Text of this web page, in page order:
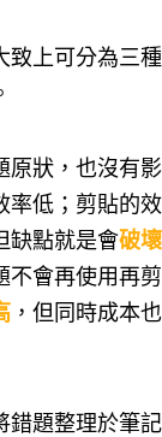
上可分為三種
原狀，也沒有
率低；剪貼的
缺點就是會破
不會再使用再
，但同時成本
錯題整理於筆